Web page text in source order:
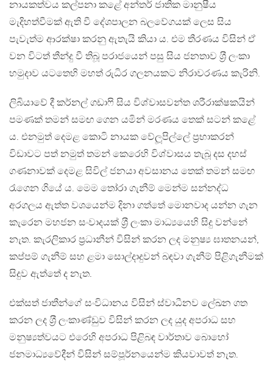
නායකත්වය කල්පනා කළේ අන්තර් ජාතික මානුෂීය
මැදිහත්වීමක් ඇති වී දේශපාලන බලවේගයක් ලෙස සිය
පැවැත්ම ආරක්ෂා කරනු ඇතැයි කියා ය. එම තීරණය විසින් ඒ
වන විටත් තීන්දු වී තිබූ පරාජයෙන් පසු සිය ජනතාව ශ‍්‍රී ලංකා
හමුදාව යටතෙහි මහත් රුධිර ගලනයකට නිරාවරණය කැරිනි.
ලිබියාවේ දී කර්නල් ගඩාෆි සිය විශ්වාසවන්ත ශරීරාක්ෂකයින්
පමණක් තමන් සමඟ ගෙන යමින් මරණය තෙක් සටන් කළේ
ය. එනමුත් දෙමළ කොටි නායක වේලූපිල්ලේ ප‍්‍රභාකරන්
විඩාවට පත් නමුත් තමන් කෙරෙහි විශ්වාසය තැබූ දස දහස්
ගණනාවක් දෙමළ සිවිල් ජනයා අවසානය තෙක් තමන් සමඟ
රැගෙන ගියේ ය. මෙම තෝරා ගැනීම් මෙන්ම සන්නද්ධ
අරගලය ඇත්ත වශයෙන්ම දිනා ගත්තේ මොනවාද යන්න ගැන
කැරෙන මහජන සංවාදයක් ශ‍්‍රී ලංකා මාධ්‍යයෙහි සිදු වන්නේ
නැත. කැරලිකාර ප‍්‍රධානීන් විසින් කරන ලද මනුෂ්‍ය ඝාතනයන්,
කප්පම් ගැනීම් සහ ළමා සොල්දාදුවන් බඳවා ගැනීම් පිළිගැනීමක්
සිදුව ඇත්තේ ද නැත.
එක්සත් ජාතීන්ගේ සංවිධානය විසින් ස්වාධීනව ලේඛන ගත
කරන ලද ශ‍්‍රී ලංකාණ්ඩුව විසින් කරන ලද යුද අපරාධ සහ
මනුෂ්‍යත්වයට එරෙහි අපරාධ පිළිබඳ වාර්තාව බොහෝ
ජනමාධ්‍යවේදීන් විසින් සම්පූර්නයෙන්ම කියවාවත් නැත.